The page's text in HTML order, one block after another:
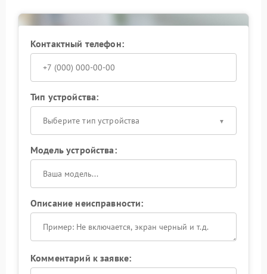
Контактный телефон:
Тип устройства:
Выберите тип устройства
Модель устройства:
Описание неисправности:
Комментарий к заявке: